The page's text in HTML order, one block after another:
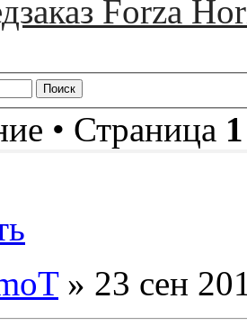
Forza
• Страница 1
» 23 сен